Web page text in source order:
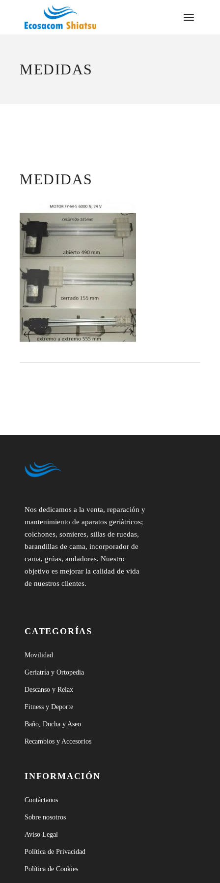
MEDIDAS
MEDIDAS
Nos dedicamos a la venta, reparación y
mantenimiento de aparatos geriátricos;
colchones, somieres, sillas de ruedas,
barandillas de cama, incorporador de
cama, grúas, andadores. Nuestro
objetivo es mejorar la calidad de vida
de nuestros clientes.
CATEGORÍAS
Movilidad
Geriatría y Ortopedia
Descanso y Relax
Fitness y Deporte
Baño, Ducha y Aseo
Recambios y Accesorios
INFORMACIÓN
Contáctanos
Sobre nosotros
Aviso Legal
Política de Privacidad
Política de Cookies